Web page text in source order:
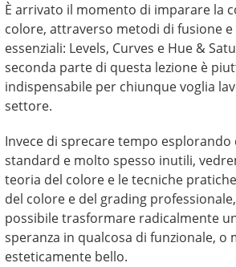
È arrivato il momento di imparare la
colore, attraverso metodi di fusione
essenziali: Levels, Curves e Hue &
seconda parte di questa lezione è
indispensabile per chiunque voglia
settore.
Invece di sprecare tempo
standard e molto spesso inutili,
teoria del colore e le tecniche
del colore e del grading
possibile trasformare radicalmente
speranza in qualcosa di funzionale, o
esteticamente bello.